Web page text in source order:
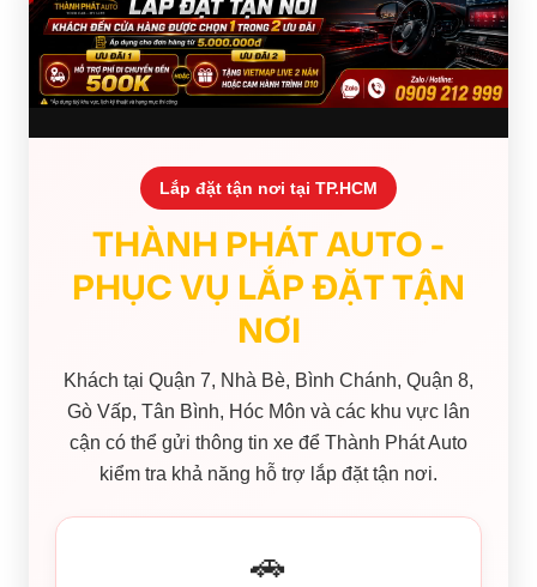
Lắp đặt tận nơi tại TP.HCM
THÀNH PHÁT AUTO -
PHỤC VỤ LẮP ĐẶT TẬN
NƠI
Khách tại Quận 7, Nhà Bè, Bình Chánh, Quận 8,
Gò Vấp, Tân Bình, Hóc Môn và các khu vực lân
cận có thể gửi thông tin xe để Thành Phát Auto
kiểm tra khả năng hỗ trợ lắp đặt tận nơi.
🚗